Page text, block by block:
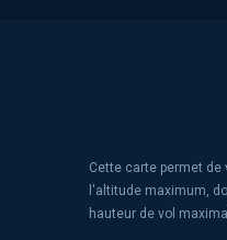
Cette carte permet
l'altitude maximum,
hauteur de vol